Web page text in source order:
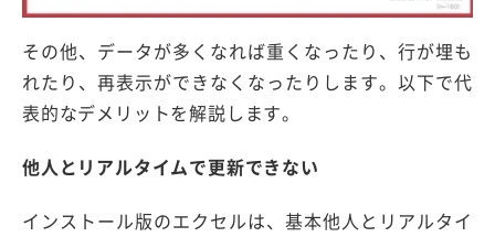
その他、データが多くなれば重くなったり、行が埋も
れたり、再表示ができなくなったりします。以下で代
表的なデメリットを解説します。
他人とリアルタイムで更新できない
インストール版のエクセルは、基本他人とリアルタイ